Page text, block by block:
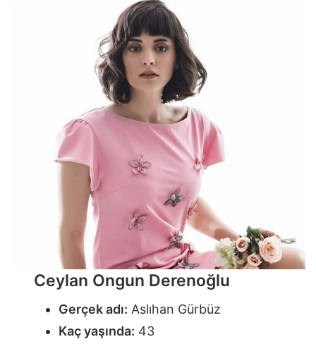
Ceylan Ongun Derenoğlu
Gerçek adı: Aslıhan Gürbüz
Kaç yaşında: 43